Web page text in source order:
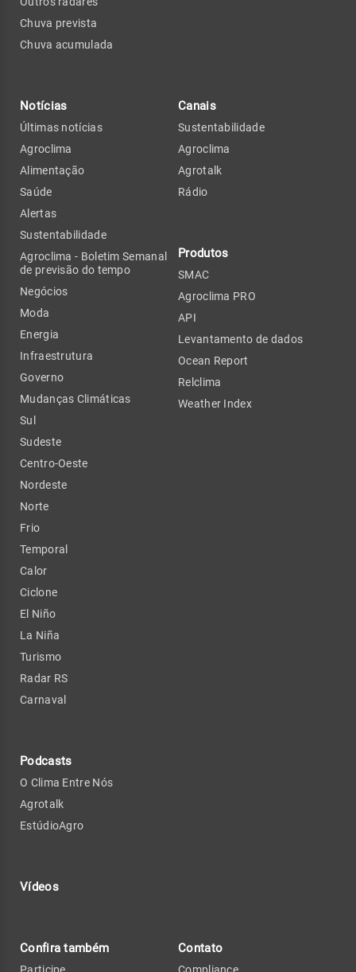
Chuva prevista
Chuva acumulada
Notícias
Últimas notícias
Agroclima
Alimentação
Saúde
Alertas
Sustentabilidade
Agroclima - Boletim Semanal
de previsão do tempo
Negócios
Moda
Energia
Infraestrutura
Governo
Mudanças Climáticas
Sul
Sudeste
Centro-Oeste
Nordeste
Norte
Frio
Temporal
Calor
Ciclone
El Niño
La Niña
Turismo
Radar RS
Carnaval
Podcasts
O Clima Entre Nós
Agrotalk
EstúdioAgro
Vídeos
Canais
Sustentabilidade
Agroclima
Agrotalk
Rádio
Produtos
SMAC
Agroclima PRO
API
Levantamento de dados
Ocean Report
Relclima
Weather Index
Confira também Contato